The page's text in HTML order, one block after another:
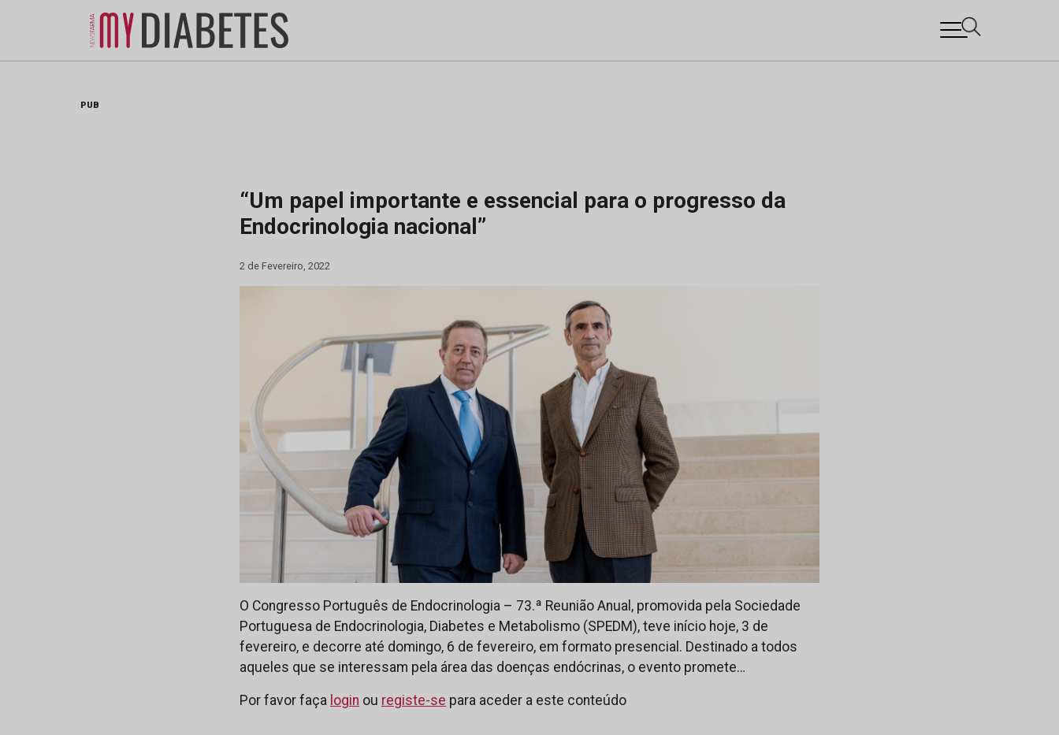
PUB
“Um papel importante e essencial para o progresso da
Endocrinologia nacional”
2 de Fevereiro, 2022
O Congresso Português de Endocrinologia – 73.ª Reunião Anual, promovida pela Sociedade
Portuguesa de Endocrinologia, Diabetes e Metabolismo (SPEDM), teve início hoje, 3 de
fevereiro, e decorre até domingo, 6 de fevereiro, em formato presencial. Destinado a todos
aqueles que se interessam pela área das doenças endócrinas, o evento promete…
Por favor faça login ou registe-se para aceder a este conteúdo